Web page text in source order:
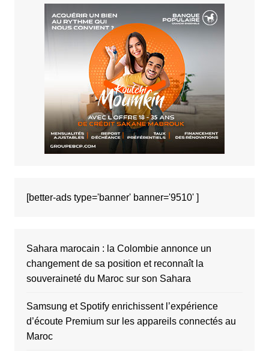
[better-ads type='banner' banner='9510' ]
Sahara marocain : la Colombie annonce un
changement de sa position et reconnaît la
souveraineté du Maroc sur son Sahara
Samsung et Spotify enrichissent l’expérience
d’écoute Premium sur les appareils connectés au
Maroc